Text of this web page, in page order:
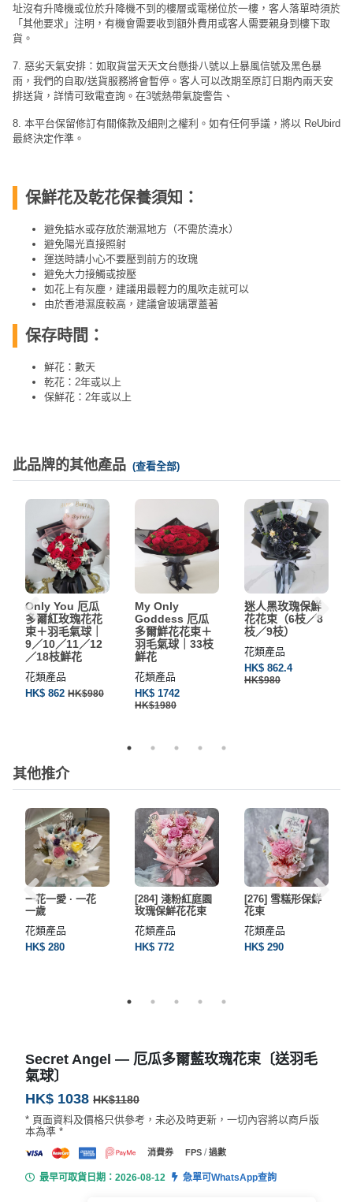
址沒有升降機或位於升降機不到的樓層或電梯位於一樓，客人落單時須於
「其他要求」注明，有機會需要收到額外費用或客人需要親身到樓下取
貨。
7. 惡劣天氣安排：如取貨當天天文台懸掛八號以上暴風信號及黑色暴
雨，我們的自取/送貨服務將會暫停。客人可以改期至原訂日期內兩天安
排送貨，詳情可致電查詢。在3號熱帶氣旋警告、
8. 本平台保留修訂有關條款及細則之權利。如有任何爭議，將以 ReUbird
最終決定作準。
保鮮花及乾花保養須知：
避免掂水或存放於潮濕地方（不需於澆水）
避免陽光直接照射
運送時請小心不要壓到前方的玫瑰
避免大力接觸或按壓
如花上有灰塵，建議用最輕力的風吹走就可以
由於香港濕度較高，建議會玻璃罩蓋著
保存時間：
鮮花：數天
乾花：2年或以上
保鮮花：2年或以上
此品牌的其他產品 (查看全部)
Only You 厄瓜
多爾紅玫瑰花花
束＋羽毛氣球｜
9／10／11／12
／18枝鮮花
花類產品
HK$ 862 HK$980
My Only
Goddess 厄瓜
多爾鮮花花束＋
羽毛氣球｜33枝
鮮花
花類產品
HK$ 1742
HK$1980
迷人黑玫瑰保鮮
花花束（6枝／8
枝／9枝）
花類產品
HK$ 862.4
HK$980
其他推介
一花一愛 · 一花
一歲
花類產品
HK$ 280
[284] 淺粉紅庭園
玫瑰保鮮花花束
花類產品
HK$ 772
[276] 雪糕形保鮮
花束
花類產品
HK$ 290
Secret Angel — 厄瓜多爾藍玫瑰花束〔送羽毛
氣球〕
HK$ 1038 HK$1180
* 頁面資料及價格只供參考，未必及時更新，一切內容將以商戶版
本為準 *
消費券 FPS / 過數
最早可取貨日期：2026-08-12 急單可WhatsApp查詢